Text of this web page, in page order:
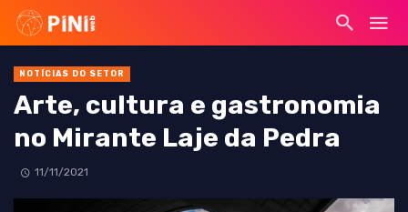
NOTÍCIAS DO SETOR
Arte, cultura e gastronomia
no Mirante Laje da Pedra
11/11/2021